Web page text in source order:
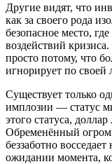
Другие видят, что
как за своего рода
безопасное место,
воздействий
просто потому, что
игнорирует по своей
Существует только
имплозии — статус
этого статуса,
Обременённый
беззаботно
ожидании момента,